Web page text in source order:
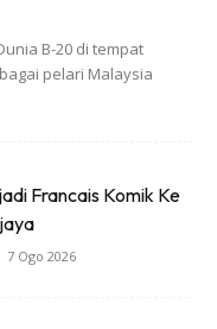
bengkok dan
anda dari tanah yang
di dada anda.
badan
B-20 di tempat
pelari Malaysia
Francais Komik Ke
7 Ogo 2026